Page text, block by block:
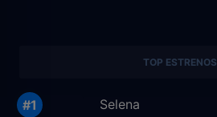
TOP ESTRENOS
Selena